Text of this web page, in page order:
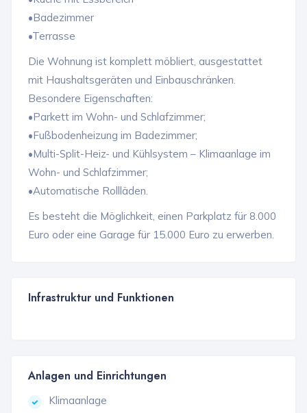
•Badezimmer
•Terrasse
Die Wohnung ist komplett möbliert, ausgestattet
mit Haushaltsgeräten und Einbauschränken.
Besondere Eigenschaften:
•Parkett im Wohn- und Schlafzimmer;
•Fußbodenheizung im Badezimmer;
•Multi-Split-Heiz- und Kühlsystem – Klimaanlage im
Wohn- und Schlafzimmer;
•Automatische Rollläden.
Es besteht die Möglichkeit, einen Parkplatz für 8.000
Euro oder eine Garage für 15.000 Euro zu erwerben.
Infrastruktur und Funktionen
Anlagen und Einrichtungen
Klimaanlage